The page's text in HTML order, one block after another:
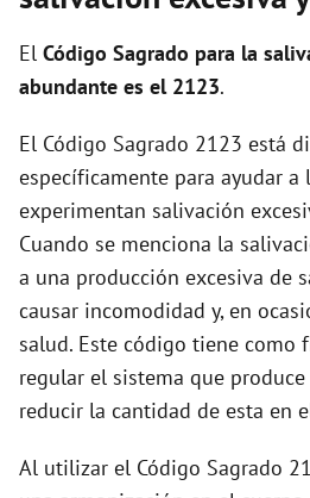
i
e
o
El Código Sagrado para la
abundante es el 2123.
El Código Sagrado 2123 está
específicamente para ayudar a
experimentan salivación
Cuando se menciona la
a una producción excesiva de
causar incomodidad y, en
salud. Este código tiene como
regular el sistema que
reducir la cantidad de esta en
Al utilizar el Código Sagrado